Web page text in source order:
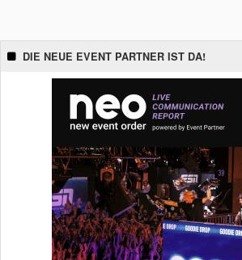
DIE NEUE EVENT PARTNER IST DA!